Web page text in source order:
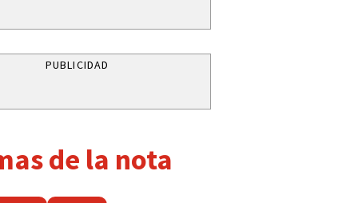
PUBLICIDAD
de la nota